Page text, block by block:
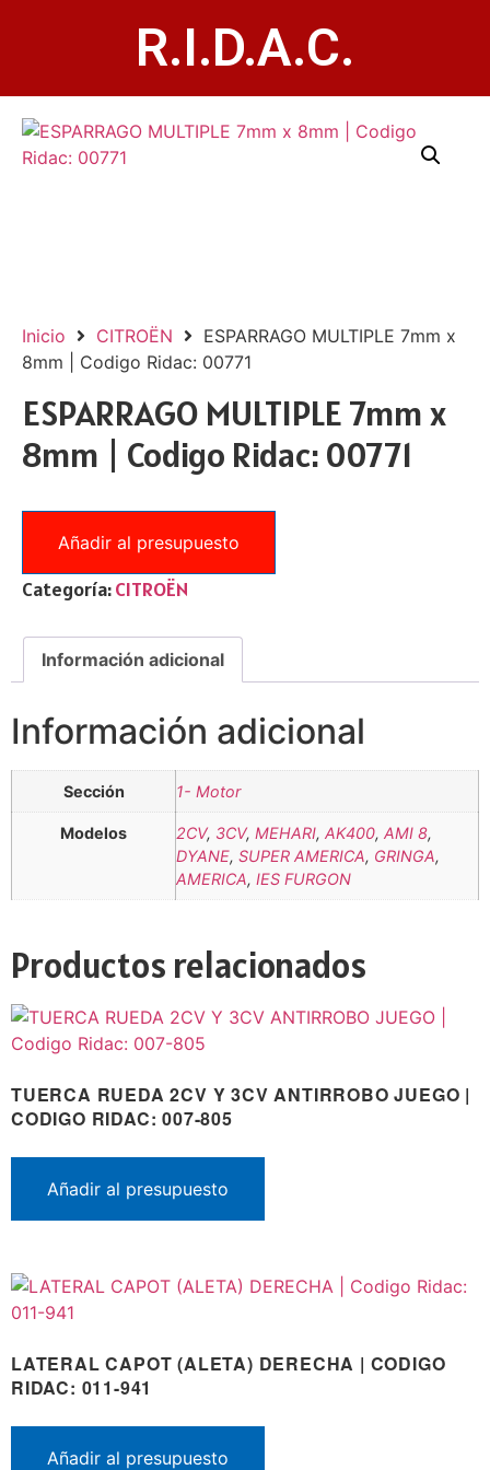
R.I.D.A.C.
Inicio CITROËN
ESPARRAGO MULTIPLE 7mm x
8mm | Codigo Ridac: 00771
ESPARRAGO MULTIPLE 7mm x
8mm | Codigo Ridac: 00771
Añadir al presupuesto
Categoría:CITROËN
Información adicional
Información adicional
Sección 1- Motor
Modelos 2CV, 3CV, MEHARI, AK400, AMI 8,
DYANE, SUPER AMERICA, GRINGA,
AMERICA, IES FURGON
Productos relacionados
TUERCA RUEDA 2CV Y 3CV ANTIRROBO JUEGO |
CODIGO RIDAC: 007-805
Añadir al presupuesto
LATERAL CAPOT (ALETA) DERECHA | CODIGO
RIDAC: 011-941
Añadir al presupuesto